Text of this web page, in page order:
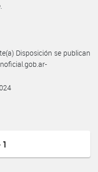
Disposición se publican